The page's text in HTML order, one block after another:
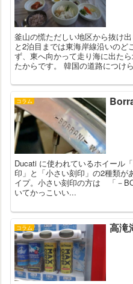
釜山の慌ただしい地区から抜け
と2泊目までは東海岸線沿いのど
ず、東へ向かって走り海に出た
たからです。 韓国の道路につけ
コラム
Ducati に使われているホイール
印」と「小さい刻印」の2種類が
イプ。小さい刻印の方は 「－
いてかっこいい...
コラム 高滝